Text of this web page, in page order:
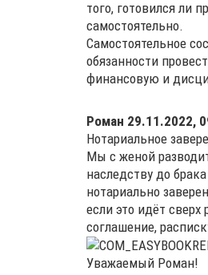
того, готовился ли
самостоятельно.
Самостоятельное
обязанности
финансовую и
Роман 29.11.2022,
Нотариальное
Мы с женой
наследству до
нотариально
если это идёт
соглашение,
Уважаемый Роман!